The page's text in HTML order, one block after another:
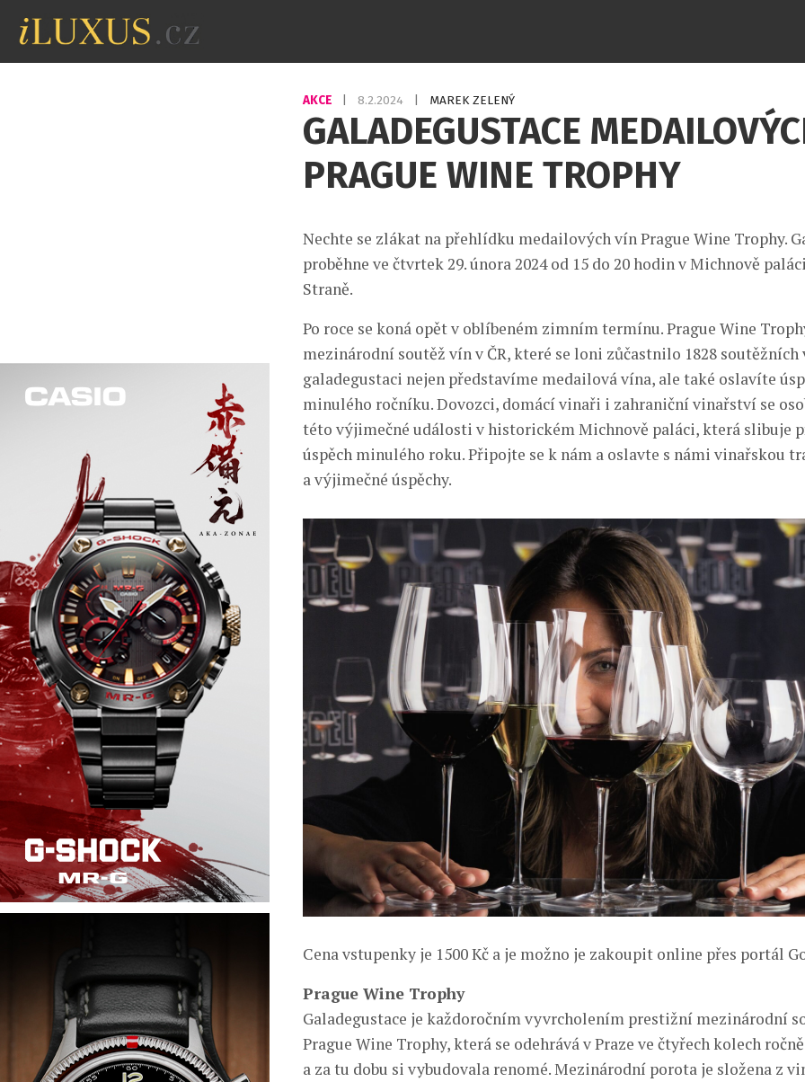
AKCE 8.2.2024 MAREK ZELENÝ
GALADEGUSTACE
PRAGUE WINE TROPHY
Nechte se zlákat na přehlídku medailových vín Prague Wine Trophy.
proběhne ve čtvrtek 29. února 2024 od 15 do 20 hodin v Michnově paláci
Straně.
Po roce se koná opět v oblíbeném zimním termínu. Prague Wine
mezinárodní soutěž vín v ČR, které se loni zůčastnilo 1828 soutěžních
galadegustaci nejen představíme medailová vína, ale také oslavíte
minulého ročníku. Dovozci, domácí vinaři i zahraniční vinařství se
této výjimečné události v historickém Michnově paláci, která slibuje
úspěch minulého roku. Připojte se k nám a oslavte s námi vinařskou
a výjimečné úspěchy.
Cena vstupenky je 1500 Kč a je možno je zakoupit online přes portál
Prague Wine Trophy
Galadegustace je každoročním vyvrcholením prestižní mezinárodní
Prague Wine Trophy, která se odehrává v Praze ve čtyřech kolech ročně
a za tu dobu si vybudovala renomé. Mezinárodní porota je složena z